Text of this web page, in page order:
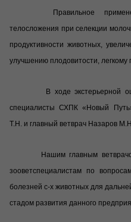
Правильное
телосложения при селекции
продуктивности животных,
улучшению плодовитости,
В ходе экстерьерной
специалисты СХПК «Новый
Т.Н. и главный ветврач Назаров
Нашим главным
зооветспециалистам по
болезней с-х животных для
стадом развития данного